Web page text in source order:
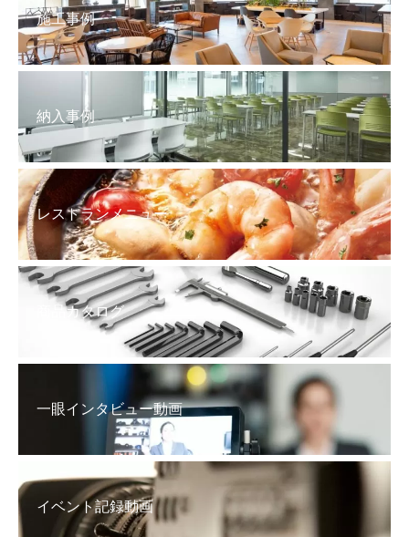
施工事例
納入事例
レストランメニュー
商品カタログ
一眼インタビュー動画
イベント記録動画